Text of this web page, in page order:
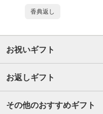
香典返し
お祝いギフト
お返しギフト
その他のおすすめギフト